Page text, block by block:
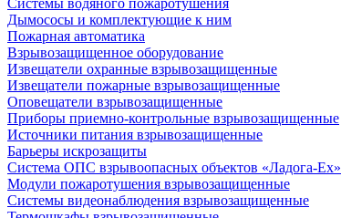
Системы водяного пожаротушения
Дымососы и комплектующие к ним
Пожарная автоматика
Взрывозащищенное оборудование
Извещатели охранные взрывозащищенные
Извещатели пожарные взрывозащищенные
Оповещатели взрывозащищенные
Приборы приемно-контрольные взрывозащищенные
Источники питания взрывозащищенные
Барьеры искрозащиты
Система ОПС взрывоопасных объектов «Ладога-Ex»
Модули пожаротушения взрывозащищенные
Системы видеонаблюдения взрывозащищенные